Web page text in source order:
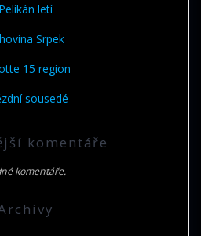
Pelikán letí
Srpek
15 region
sousedé
komentáře
komentáře.